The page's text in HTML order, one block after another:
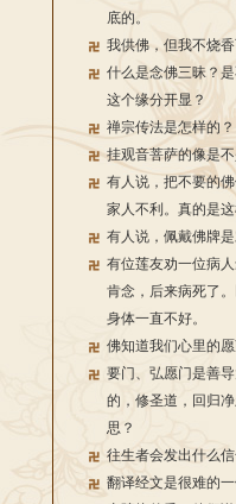
底的。
我供佛，但我不烧香
什么是念佛三昧？
这个缘分开显？
禅宗传法是怎样的？
挂观音菩萨的像是
有人说，把不要的
家人不利。真的是这
有人说，佩戴佛牌是
有位莲友劝一位病
肯念，后来病死了
身体一直不好。
佛知道我们心里的愿
要门、弘愿门是善
的，修圣道，回归
思？
往生者会发出什么信
翻译经文是很难的一